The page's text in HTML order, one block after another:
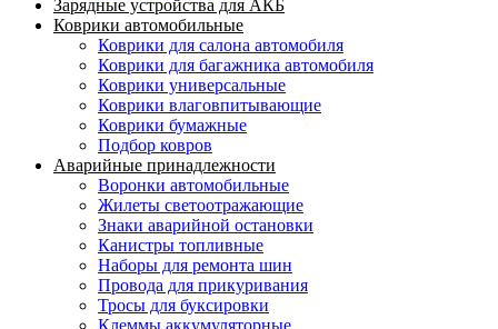
Зарядные устройства для АКБ
Коврики автомобильные
Коврики для салона автомобиля
Коврики для багажника автомобиля
Коврики универсальные
Коврики влаговпитывающие
Коврики бумажные
Подбор ковров
Аварийные принадлежности
Воронки автомобильные
Жилеты светоотражающие
Знаки аварийной остановки
Канистры топливные
Наборы для ремонта шин
Провода для прикуривания
Тросы для буксировки
Клеммы аккумуляторные